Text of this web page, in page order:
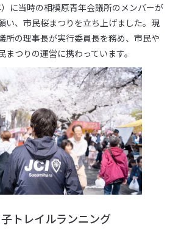
に当時の相模原⻘年会議所のメンバーが
い、市⺠桜まつりを⽴ち上げました。現
所の理事⻑が実⾏委員⻑を務め、市⺠や
つりの運営に携わっています。
トレイルランニング